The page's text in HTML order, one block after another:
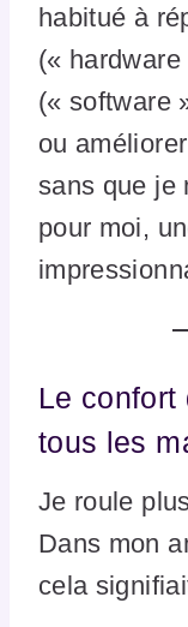
habitué à
(«
(« software
ou
sans que je
pour moi,
Le confort
tous les
Je roule
Dans mon
cela